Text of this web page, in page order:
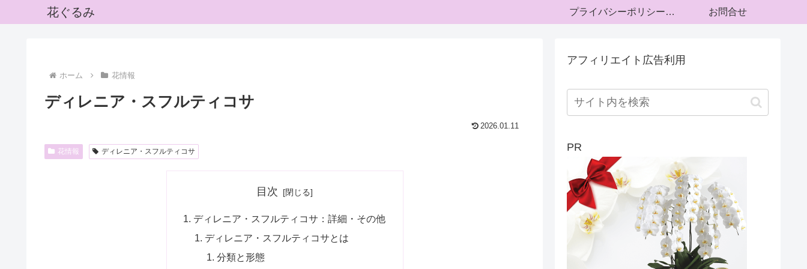
花ぐるみ プライバシーポリシー・運営者情報 お問合せ
ホーム 花情報
ディレニア・スフルティコサ
2026.01.11
花情報 ディレニア・スフルティコサ
目次
ディレニア・スフルティコサ：詳細・その他
ディレニア・スフルティコサとは
分類と形態
アフィリエイト広告利用
PR